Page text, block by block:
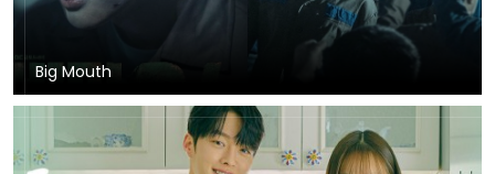
Big Mouth